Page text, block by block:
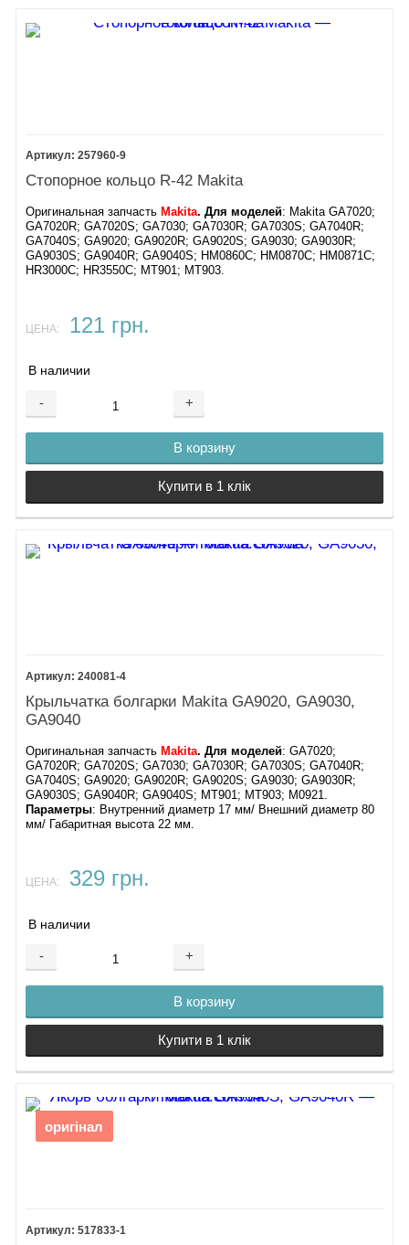
257960-9
Стопорное кольцо R-42 Makita
Оригинальная запчасть Makita. Для моделей: Makita GA7020;
GA7020R; GA7020S; GA7030; GA7030R; GA7030S; GA7040R;
GA7040S; GA9020; GA9020R; GA9020S; GA9030; GA9030R;
GA9030S; GA9040R; GA9040S; HM0860C; HM0870C; HM0871C;
HR3000C; HR3550C; MT901; MT903.
ЦЕНА: 121 грн.
В наличии
- +
В корзину
Купити в 1 клік
240081-4
Крыльчатка болгарки Makita GA9020, GA9030,
GA9040
Оригинальная запчасть Makita.Для моделей: GA7020;
GA7020R; GA7020S; GA7030; GA7030R; GA7030S; GA7040R;
GA7040S; GA9020; GA9020R; GA9020S; GA9030; GA9030R;
GA9030S; GA9040R; GA9040S; MT901; MT903; M0921.
Параметры: Внутренний диаметр 17 мм/ Внешний диаметр 80
мм/ Габаритная высота 22 мм.
ЦЕНА: 329 грн.
В наличии
- +
В корзину
Купити в 1 клік
оригінал
517833-1